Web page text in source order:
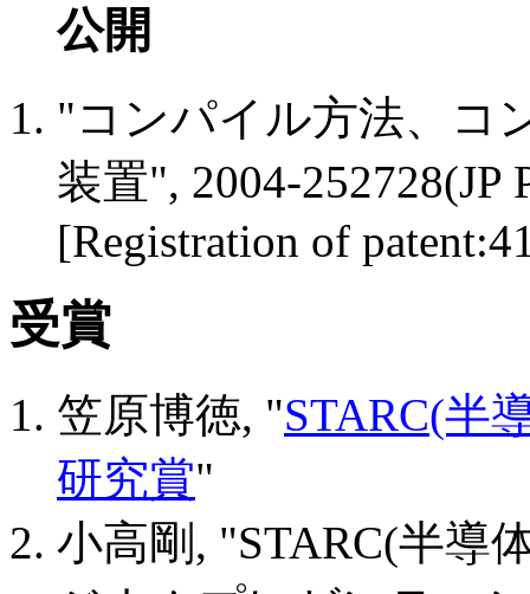
公開
"コンパイル方法、コ
装置", 2004-252728(JP
[Registration of
受賞
笠原博徳, "STARC(半
研究賞"
小高剛, "STARC(半導